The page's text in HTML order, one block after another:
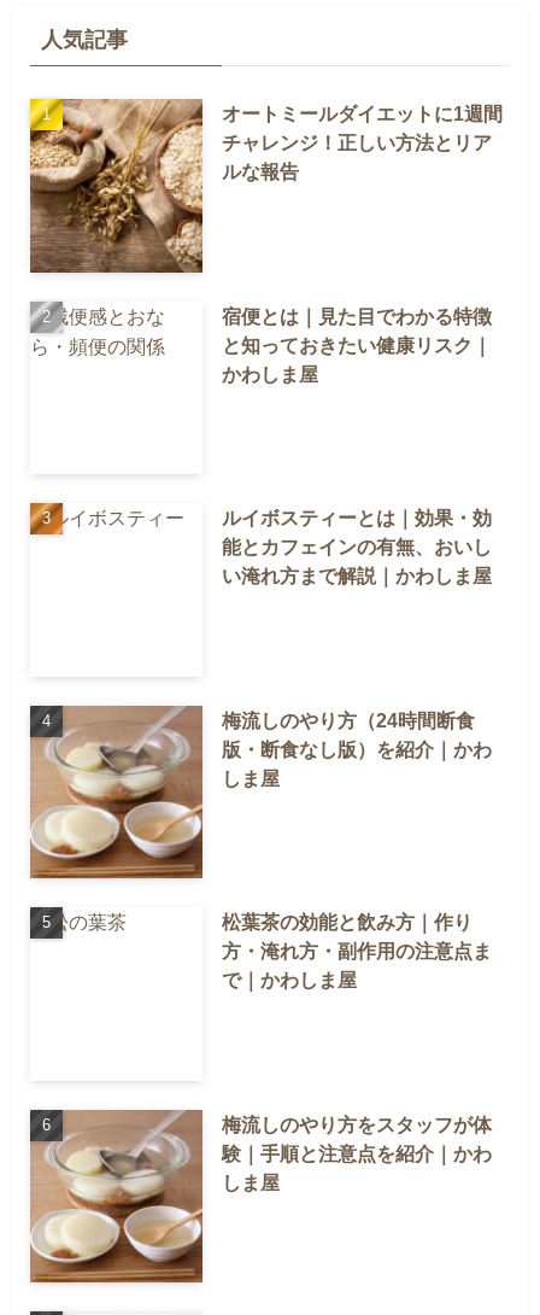
人気記事
オートミールダイエットに1週間
チャレンジ！正しい方法とリア
ルな報告
宿便とは｜見た目でわかる特徴
と知っておきたい健康リスク｜
かわしま屋
ルイボスティーとは｜効果・効
能とカフェインの有無、おいし
い淹れ方まで解説｜かわしま屋
梅流しのやり方（24時間断食
版・断食なし版）を紹介｜かわ
しま屋
松葉茶の効能と飲み方｜作り
方・淹れ方・副作用の注意点ま
で｜かわしま屋
梅流しのやり方をスタッフが体
験｜手順と注意点を紹介｜かわ
しま屋